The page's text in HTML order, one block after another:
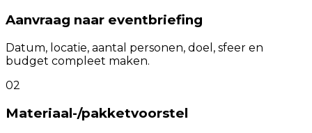
Aanvraag naar eventbriefing
Datum, locatie, aantal personen, doel, sfeer en
budget compleet maken.
02
Materiaal-/pakketvoorstel